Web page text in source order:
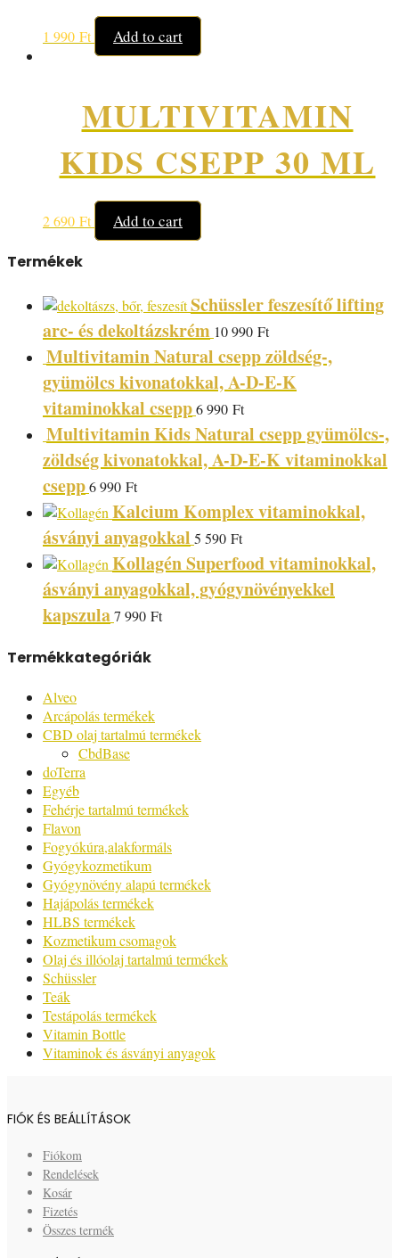
1 990 Ft Add to cart
MULTIVITAMIN
KIDS CSEPP 30 ML
2 690 Ft
Add to cart
Termékek
Schüssler feszesítő lifting
arc- és dekoltázskrém 10 990 Ft
Multivitamin Natural csepp zöldség-,
gyümölcs kivonatokkal, A-D-E-K
vitaminokkal csepp6 990 Ft
Multivitamin Kids Natural csepp gyümölcs-,
zöldség kivonatokkal, A-D-E-K vitaminokkal
csepp6 990 Ft
Kalcium Komplex vitaminokkal,
ásványi anyagokkal 5 590 Ft
Kollagén Superfood vitaminokkal,
ásványi anyagokkal, gyógynövényekkel
kapszula7 990 Ft
Termékkategóriák
Alveo
Arcápolás termékek
CBD olaj tartalmú termékek
CbdBase
doTerra
Egyéb
Fehérje tartalmú termékek
Flavon
Fogyókúra,alakformáls
Gyógykozmetikum
Gyógynövény alapú termékek
Hajápolás termékek
HLBS termékek
Kozmetikum csomagok
Olaj és illóolaj tartalmú termékek
Schüssler
Teák
Testápolás termékek
Vitamin Bottle
Vitaminok és ásványi anyagok
FIÓK ÉS BEÁLLÍTÁSOK
Fiókom
Rendelések
Kosár
Fizetés
Összes termék